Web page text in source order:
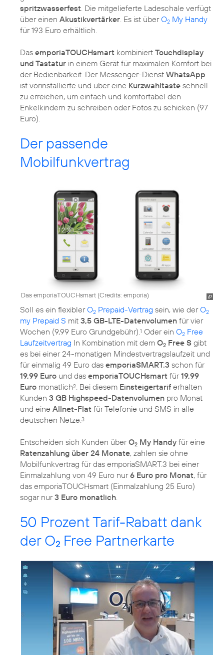
spritzwasserfest . Die mitgelieferte Ladeschale verfügt
über einen Akustikvertärker . Es ist überO2 My Handy
für 193 Euro erhältlich.
Das emporiaTOUCHsmart kombiniert Touchdisplay
und Tastatur in einem Gerät für maximalen Komfort bei
der Bedienbarkeit. Der Messenger-Dienst WhatsApp
ist vorinstallierte und über eine Kurzwahltaste schnell
zu erreichen, um einfach und komfortabel den
Enkelkindern zu schreiben oder Fotos zu schicken (97
Euro).
Der passende
Mobilfunkvertrag
Das emporiaTOUCHsmart (Credits: emporia)
Soll es ein flexiblerO2 Prepaid-Vertrag sein, wie derO2
my Prepaid S mit 3,5 GB-LTE-Datenvolumen für vier
Wochen (9,99 Euro Grundgebühr).1 Oder ein O2 Free
Laufzeitvertrag In Kombination mit dem O2 Free S gibt
es bei einer 24-monatigen Mindestvertragslaufzeit und
für einmalig 49 Euro das emporiaSMART.3 schon für
19,99 Euro und das emporiaTOUCHsmart für19,99
Euro monatlich2. Bei diesem Einsteigertarif erhalten
Kunden 3 GB Highspeed-Datenvolumen pro Monat
und eine Allnet-Flat für Telefonie und SMS in alle
deutschen Netze.3
Entscheiden sich Kunden überO2 My Handy für eine
Ratenzahlung über 24 Monate, zahlen sie ohne
Mobilfunkvertrag für das emporiaSMART.3 bei einer
Einmalzahlung von 49 Euro nur6 Euro pro Monat, für
das emporiaTOUCHsmart (Einmalzahlung 25 Euro)
sogar nur3 Euro monatlich.
50 Prozent Tarif-Rabatt dank
der O2 Free Partnerkarte